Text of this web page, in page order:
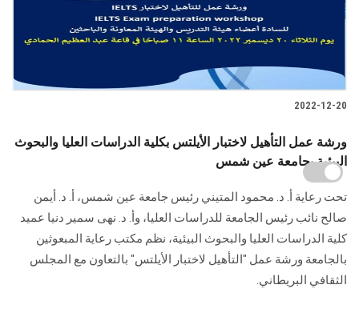
2022-12-20
ورشة عمل التأهيل لاختبار الأيلتس بكلية الدراسات العليا والبحوث
البيئية بجامعة عين شمس
تحت رعاية أ. د. محمود المتيني رئيس جامعة عين شمس، أ. د. أيمن
صالح نائب رئيس الجامعة للدراسات العليا، وأ. د. نهى سمير دنيا عميد
كلية الدراسات العليا والبحوث البيئية، نظم مكتب رعاية المبعوثين
بالجامعة ورشة عمل "التأهيل لاختبار الأيلتس" بالتعاون مع المجلس
الثقافي البريطاني.